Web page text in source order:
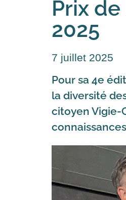
Prix
2025
7 juillet 2025
Pour sa 4e
la diversité
citoyen Vigie-